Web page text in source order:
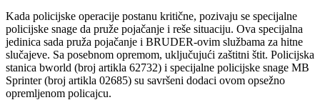
Kada policijske operacije postanu kritične, pozivaju se specijalne
policijske snage da pruže pojačanje i reše situaciju. Ova specijalna
jedinica sada pruža pojačanje i BRUDER-ovim službama za hitne
slučajeve. Sa posebnom opremom, uključujući zaštitni štit. Policijska
stanica bworld (broj artikla 62732) i specijalne policijske snage MB
Sprinter (broj artikla 02685) su savršeni dodaci ovom opsežno
opremljenom policajcu.